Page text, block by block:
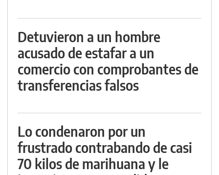
Detuvieron a un hombre
acusado de estafar a un
comercio con comprobantes de
transferencias falsos
Lo condenaron por un
frustrado contrabando de casi
70 kilos de marihuana y le